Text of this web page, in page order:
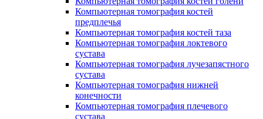
Компьютерная томография костей
предплечья
Компьютерная томография костей таза
Компьютерная томография локтевого
сустава
Компьютерная томография лучезапястного
сустава
Компьютерная томография нижней
конечности
Компьютерная томография плечевого
сустава